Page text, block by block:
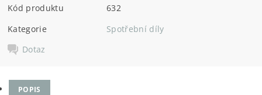
Kód produktu
632
Kategorie
Spotřební díly
Dotaz
POPIS